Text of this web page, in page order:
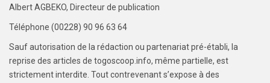
Albert AGBEKO, Directeur de publication
Téléphone (00228) 90 96 63 64
Sauf autorisation de la rédaction ou partenariat pré-établi, la
reprise des articles de togoscoop.info, même partielle, est
strictement interdite. Tout contrevenant s’expose à des